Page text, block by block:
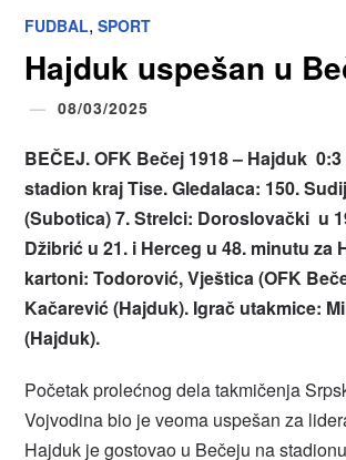
FUDBAL,SPORT
Hajduk uspešan u
08/03/2025
BEČEJ. OFK Bečej 1918 – Hajduk
stadion kraj Tise. Gledalaca: 150.
(Subotica) 7. Strelci: Doroslovački u
Džibrić u 21. i Herceg u 48. minutu za
kartoni: Todorović, Vještica (OFK
Kačarević (Hajduk). Igrač utakmice:
(Hajduk).
Početak prolećnog dela takmičenja
Vojvodina bio je veoma uspešan za
Hajduk je gostovao u Bečeju na